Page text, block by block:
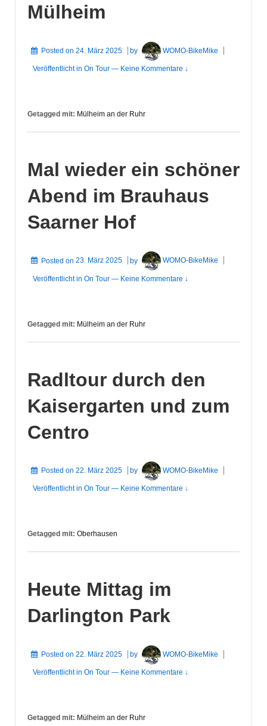
Mülheim
Posted on 24. März 2025 by WOMO-BikeMike
Veröffentlicht in On Tour — Keine Kommentare ↓
Getagged mit: Mülheim an der Ruhr
Mal wieder ein schöner
Abend im Brauhaus
Saarner Hof
Posted on 23. März 2025 by WOMO-BikeMike
Veröffentlicht in On Tour — Keine Kommentare ↓
Getagged mit: Mülheim an der Ruhr
Radltour durch den
Kaisergarten und zum
Centro
Posted on 22. März 2025 by WOMO-BikeMike
Veröffentlicht in On Tour — Keine Kommentare ↓
Getagged mit: Oberhausen
Heute Mittag im
Darlington Park
Posted on 22. März 2025 by WOMO-BikeMike
Veröffentlicht in On Tour — Keine Kommentare ↓
Getagged mit: Mülheim an der Ruhr